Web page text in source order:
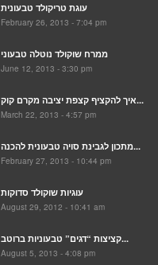
עוגת טריקולד טבעונית
February 26, 2013 - 7:04 pm
ממרח שוקולד נוטלה טבעוני
June 12, 2013 - 3:30 pm
איך להקציף קצפת יציבה מקרם קוק...
March 22, 2013 - 4:57 pm
מתכון לגבינת סויה טבעונית להכנה...
February 27, 2013 - 10:44 pm
עוגיות שוקולד סדוקות
August 29, 2012 - 10:41 am
קציצות “דגים” טבעוניות ברוטב...
August 5, 2013 - 4:08 pm